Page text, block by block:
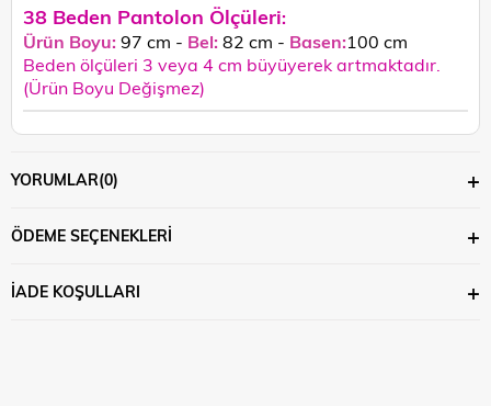
38 Beden Pantolon Ölçüleri:
Ürün Boyu:97 cm - Bel:82 cm - Basen:100 cm
Beden ölçüleri 3 veya 4 cm büyüyerek artmaktadır.
(Ürün Boyu Değişmez)
YORUMLAR(0)
ÖDEME SEÇENEKLERI
İADE KOŞULLARI